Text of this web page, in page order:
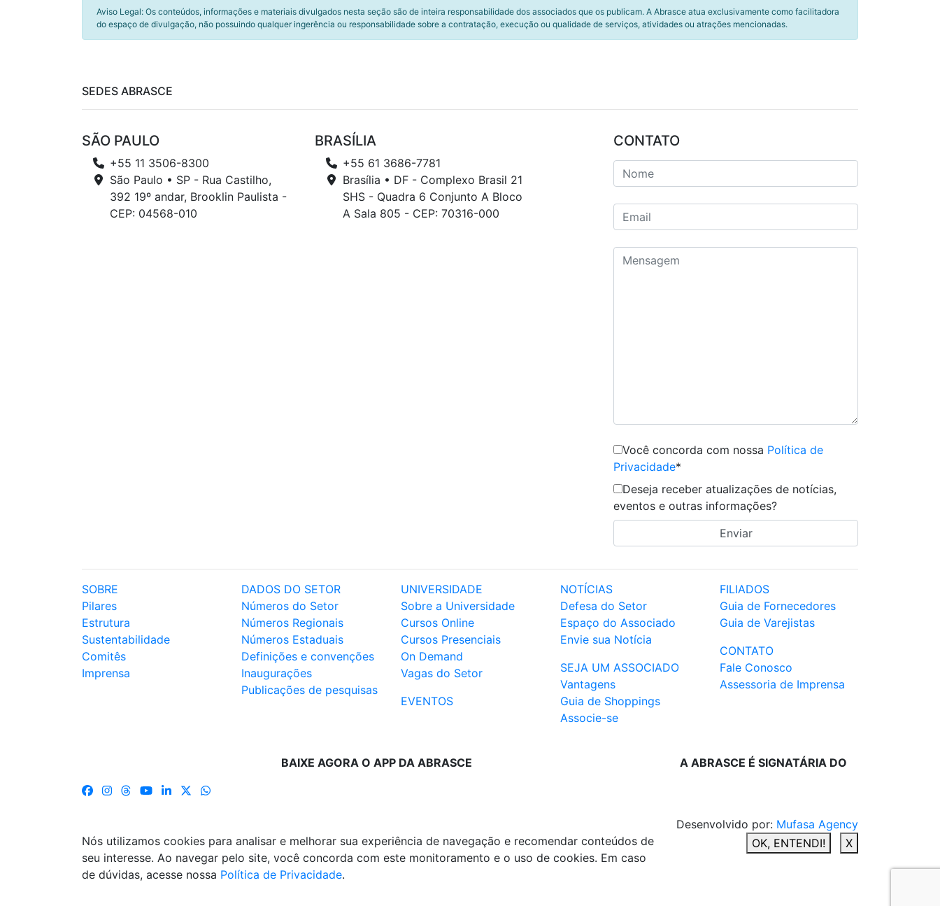
Aviso Legal: Os conteúdos, informações e materiais divulgados nesta seção são de inteira responsabilidade dos associados que os publicam. A Abrasce atua exclusivamente como facilitadora
do espaço de divulgação, não possuindo qualquer ingerência ou responsabilidade sobre a contratação, execução ou qualidade de serviços, atividades ou atrações mencionadas.
SEDES ABRASCE
SÃO PAULO
+55 11 3506-8300
São Paulo • SP - Rua Castilho,
392 19º andar, Brooklin Paulista -
CEP: 04568-010
BRASÍLIA
+55 61 3686-7781
Brasília • DF - Complexo Brasil 21
SHS - Quadra 6 Conjunto A Bloco
A Sala 805 - CEP: 70316-000
CONTATO
Você concorda com nossa Política de
Privacidade*
Deseja receber atualizações de notícias,
eventos e outras informações?
SOBRE
Pilares
Estrutura
Sustentabilidade
Comitês
Imprensa
DADOS DO SETOR
Números do Setor
Números Regionais
Números Estaduais
Definições e convenções
Inaugurações
Publicações de pesquisas
UNIVERSIDADE
Sobre a Universidade
Cursos Online
Cursos Presenciais
On Demand
Vagas do Setor
EVENTOS
NOTÍCIAS
Defesa do Setor
Espaço do Associado
Envie sua Notícia
SEJA UM ASSOCIADO
Vantagens
Guia de Shoppings
Associe-se
FILIADOS
Guia de Fornecedores
Guia de Varejistas
CONTATO
Fale Conosco
Assessoria de Imprensa
BAIXE AGORA O APP DA ABRASCE A ABRASCE É SIGNATÁRIA DO
Desenvolvido por: Mufasa Agency
Nós utilizamos cookies para analisar e melhorar sua experiência de navegação e recomendar conteúdos de
seu interesse. Ao navegar pelo site, você concorda com este monitoramento e o uso de cookies. Em caso
de dúvidas, acesse nossa Política de Privacidade.
OK, ENTENDI! X